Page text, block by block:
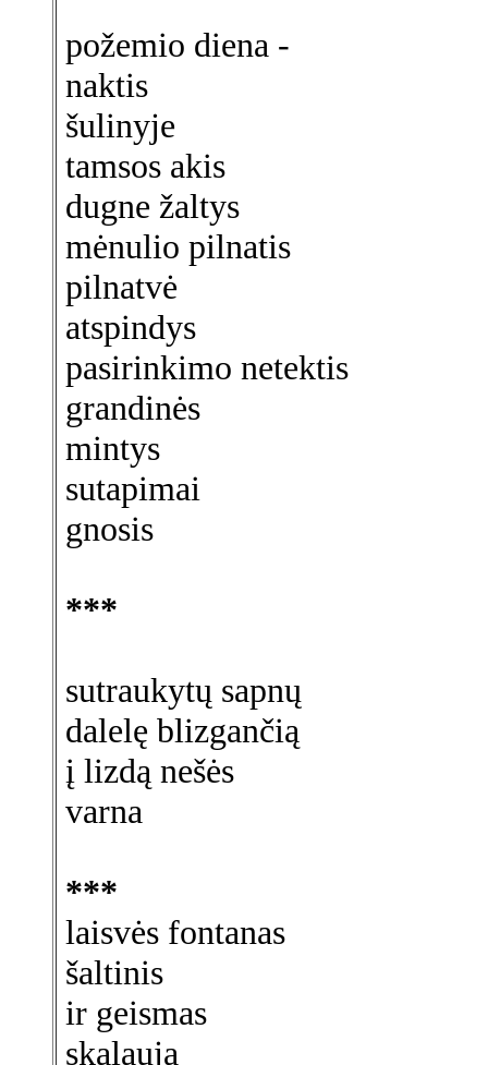
požemio diena -
naktis
šulinyje
tamsos akis
dugne žaltys
mėnulio pilnatis
pilnatvė
atspindys
pasirinkimo netektis
grandinės
mintys
sutapimai
gnosis
***
sutraukytų sapnų
dalelę blizgančią
į lizdą nešės
varna
***
laisvės fontanas
šaltinis
ir geismas
skalauja